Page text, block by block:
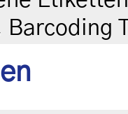
Barcoding